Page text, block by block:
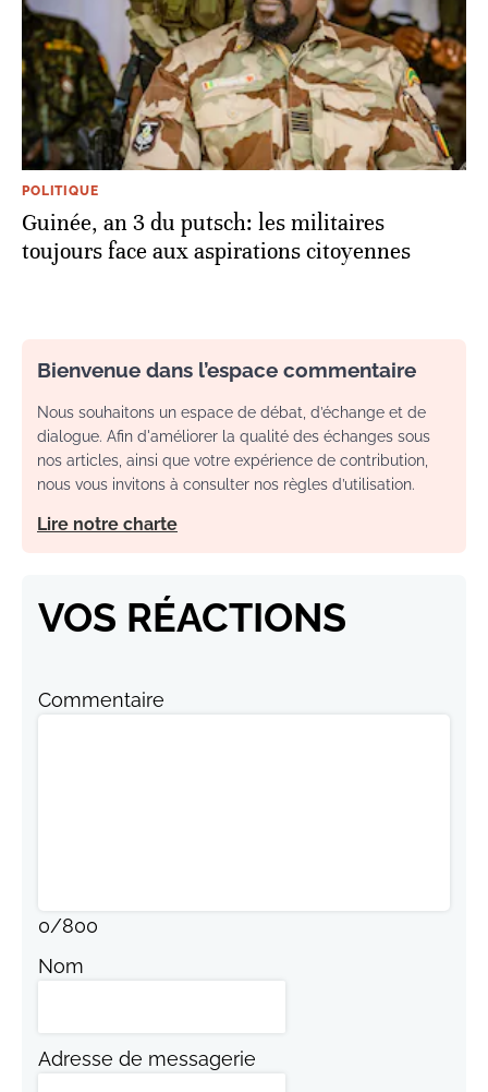
POLITIQUE
Guinée, an 3 du putsch: les militaires
toujours face aux aspirations citoyennes
Bienvenue dans l’espace commentaire
Nous souhaitons un espace de débat, d’échange et de
dialogue. Afin d'améliorer la qualité des échanges sous
nos articles, ainsi que votre expérience de contribution,
nous vous invitons à consulter nos règles d’utilisation.
Lire notre charte
VOS RÉACTIONS
Commentaire
0/800
Nom
Adresse de messagerie